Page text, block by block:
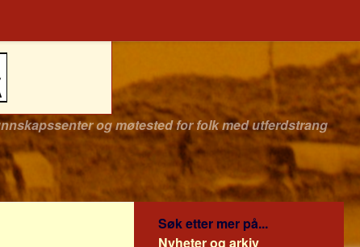
og møtested for folk med utferdstrang
Søk etter mer på...
Nyheter og arkiv